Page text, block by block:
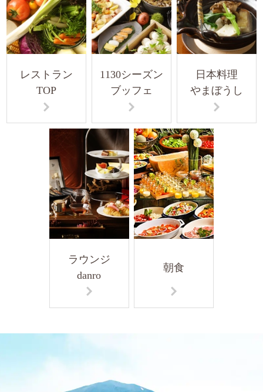
レストラン
TOP
1130シーズン
ブッフェ
日本料理
やまぼうし
ラウンジ
danro
朝食